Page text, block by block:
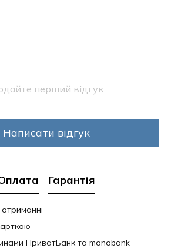
перший відгук
Написати відгук
Гарантія
ПриватБанк та monobank